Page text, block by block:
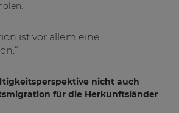
ist vor allem eine
nicht auch
für die Herkunftsländer